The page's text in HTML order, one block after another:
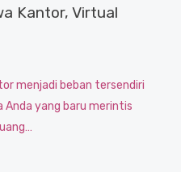
Kantor, Virtual
menjadi beban tersendiri
Anda yang baru merintis